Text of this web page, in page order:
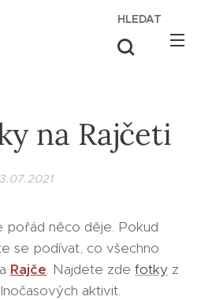
HLEDAT
na Rajčeti
pořád něco děje. Pokud
se podívat, co všechno
Rajče. Najdete zde fotky z
aktivit.